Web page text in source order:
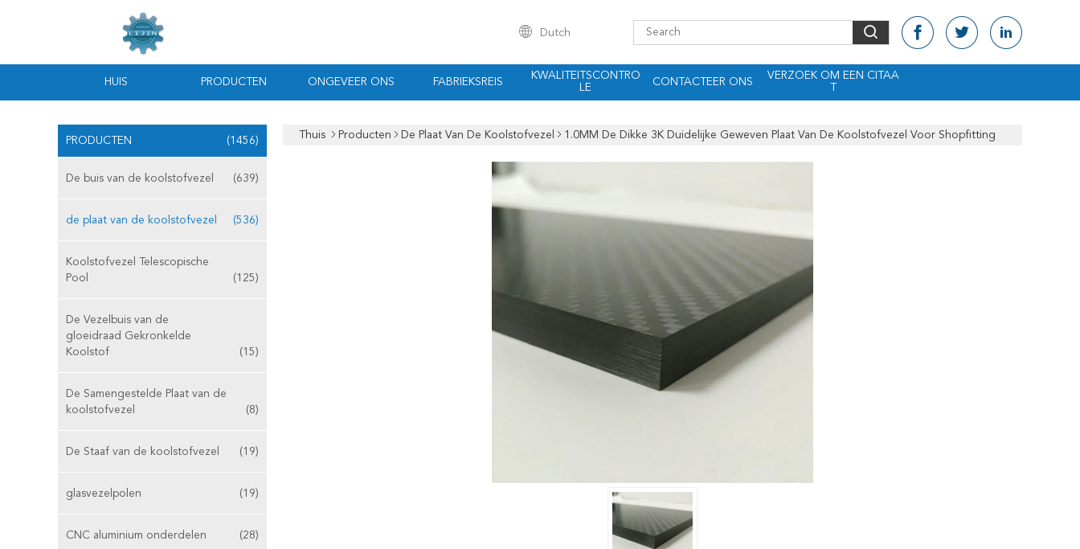
Dutch
HUIS PRODUCTEN ONGEVEER ONS FABRIEKSREIS
KWALITEITSCONTRO
LE
CONTACTEER ONS
VERZOEK OM EEN CITAA
PRODUCTEN (1456)
De buis van de koolstofvezel (639)
de plaat van de koolstofvezel (536)
Koolstofvezel Telescopische
Pool
(125)
De Vezelbuis van de
gloeidraad Gekronkelde
Koolstof
(15)
De Samengestelde Plaat van de
koolstofvezel
(8)
De Staaf van de koolstofvezel (19)
glasvezelpolen (19)
CNC aluminium onderdelen (28)
Thuis Producten De Plaat Van De Koolstofvezel 1.0MM De Dikke 3K Duidelijke Geweven Plaat Van De Koolstofvezel Voor Shopfitting